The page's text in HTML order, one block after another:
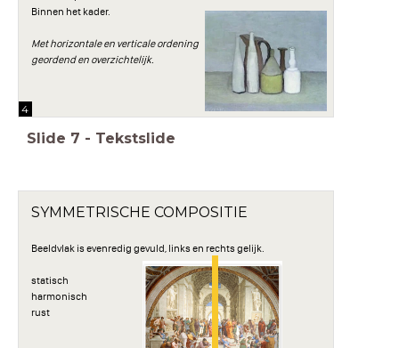
Binnen het kader.
Met horizontale en verticale ordening
geordend en overzichtelijk.
4
Slide 7 - Tekstslide
SYMMETRISCHE COMPOSITIE
Beeldvlak is evenredig gevuld, links en rechts gelijk.
statisch
harmonisch
rust